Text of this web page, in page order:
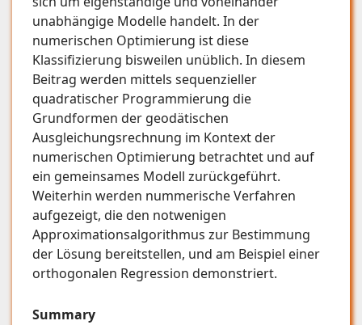
unabhängige Modelle handelt. In der
numerischen Optimierung ist diese
Klassifizierung bisweilen unüblich. In diesem
Beitrag werden mittels sequenzieller
quadratischer Programmierung die
Grundformen der geodätischen
Ausgleichungsrechnung im Kontext der
numerischen Optimierung betrachtet und auf
ein gemeinsames Modell zurückgeführt.
Weiterhin werden nummerische Verfahren
aufgezeigt, die den notwenigen
Approximationsalgorithmus zur Bestimmung
der Lösung bereitstellen, und am Beispiel einer
orthogonalen Regression demonstriert.
Summary